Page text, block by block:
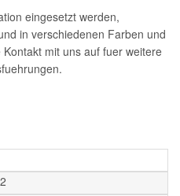
eingesetzt werden,
in verschiedenen Farben und
mit uns auf fuer weitere